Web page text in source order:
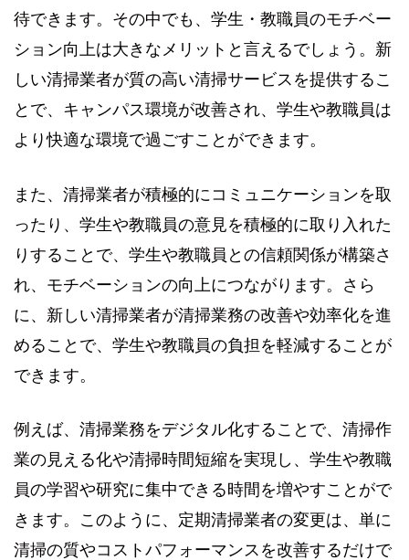
待できます。その中でも、学生・教職員のモチベー
ション向上は大きなメリットと言えるでしょう。新
しい清掃業者が質の高い清掃サービスを提供するこ
とで、キャンパス環境が改善され、学生や教職員は
より快適な環境で過ごすことができます。
また、清掃業者が積極的にコミュニケーションを取
ったり、学生や教職員の意見を積極的に取り入れた
りすることで、学生や教職員との信頼関係が構築さ
れ、モチベーションの向上につながります。さら
に、新しい清掃業者が清掃業務の改善や効率化を進
めることで、学生や教職員の負担を軽減することが
できます。
例えば、清掃業務をデジタル化することで、清掃作
業の見える化や清掃時間短縮を実現し、学生や教職
員の学習や研究に集中できる時間を増やすことがで
きます。このように、定期清掃業者の変更は、単に
清掃の質やコストパフォーマンスを改善するだけで